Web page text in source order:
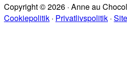
sitet
Copyright © 2026 · Anne au
Cookiepolitik · Privatlivspolitik ·